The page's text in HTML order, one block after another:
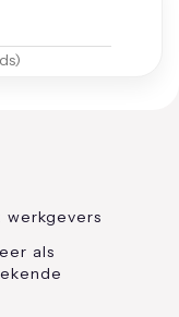
werkgevers
als